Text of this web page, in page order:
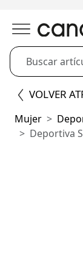
VOLVER
Mujer
Deportiva